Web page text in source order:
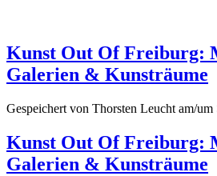
Kunst Out Of Freiburg:
Galerien & Kunsträume
Gespeichert von Thorsten Leucht am/um
Kunst Out Of Freiburg:
Galerien & Kunsträume